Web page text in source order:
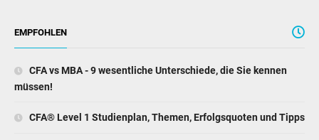
EMPFOHLEN
CFA vs MBA - 9 wesentliche Unterschiede, die Sie kennen
müssen!
CFA® Level 1 Studienplan, Themen, Erfolgsquoten und Tipps